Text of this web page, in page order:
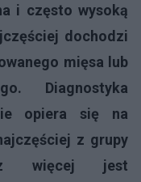
i często wysoką
dochodzi
mięsa lub
Diagnostyka
opiera się na
z grupy
więcej jest